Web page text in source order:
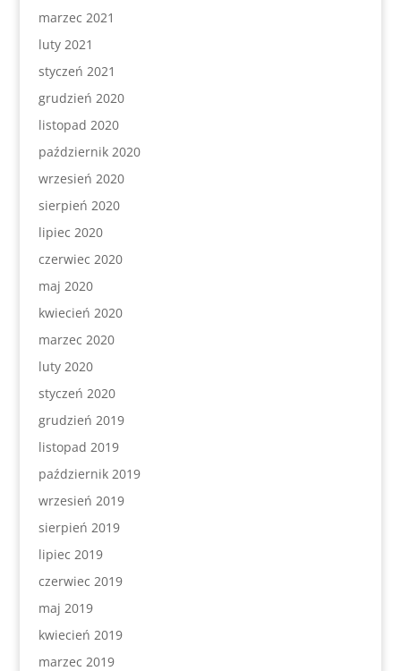
marzec 2021
luty 2021
styczeń 2021
grudzień 2020
listopad 2020
październik 2020
wrzesień 2020
sierpień 2020
lipiec 2020
czerwiec 2020
maj 2020
kwiecień 2020
marzec 2020
luty 2020
styczeń 2020
grudzień 2019
listopad 2019
październik 2019
wrzesień 2019
sierpień 2019
lipiec 2019
czerwiec 2019
maj 2019
kwiecień 2019
marzec 2019